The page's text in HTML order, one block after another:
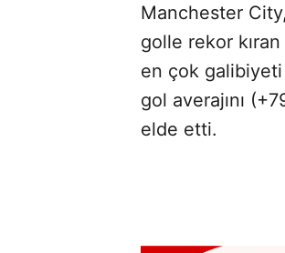
Manchester
golle rekor
en çok
gol averajını
elde etti.